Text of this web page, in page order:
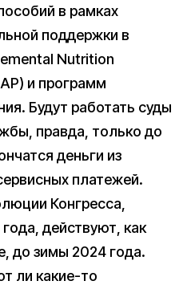
в рамках
поддержки в
Nutrition
и программ
Будут работать суды
правда, только до
деньги из
платежей.
Конгресса,
действуют, как
до зимы 2024 года.
ли какие-то